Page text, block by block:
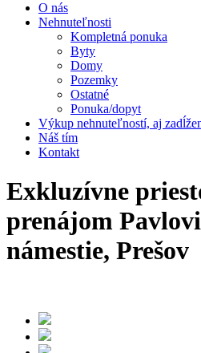
O nás
Nehnuteľnosti
Kompletná ponuka
Byty
Domy
Pozemky
Ostatné
Ponuka/dopyt
Výkup nehnuteľností, aj
Náš tím
Kontakt
Exkluzívne
prenájom
námestie, Prešov